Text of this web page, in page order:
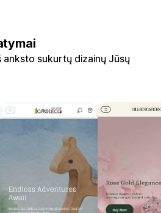
anksto sukurtų dizainų Jūsų